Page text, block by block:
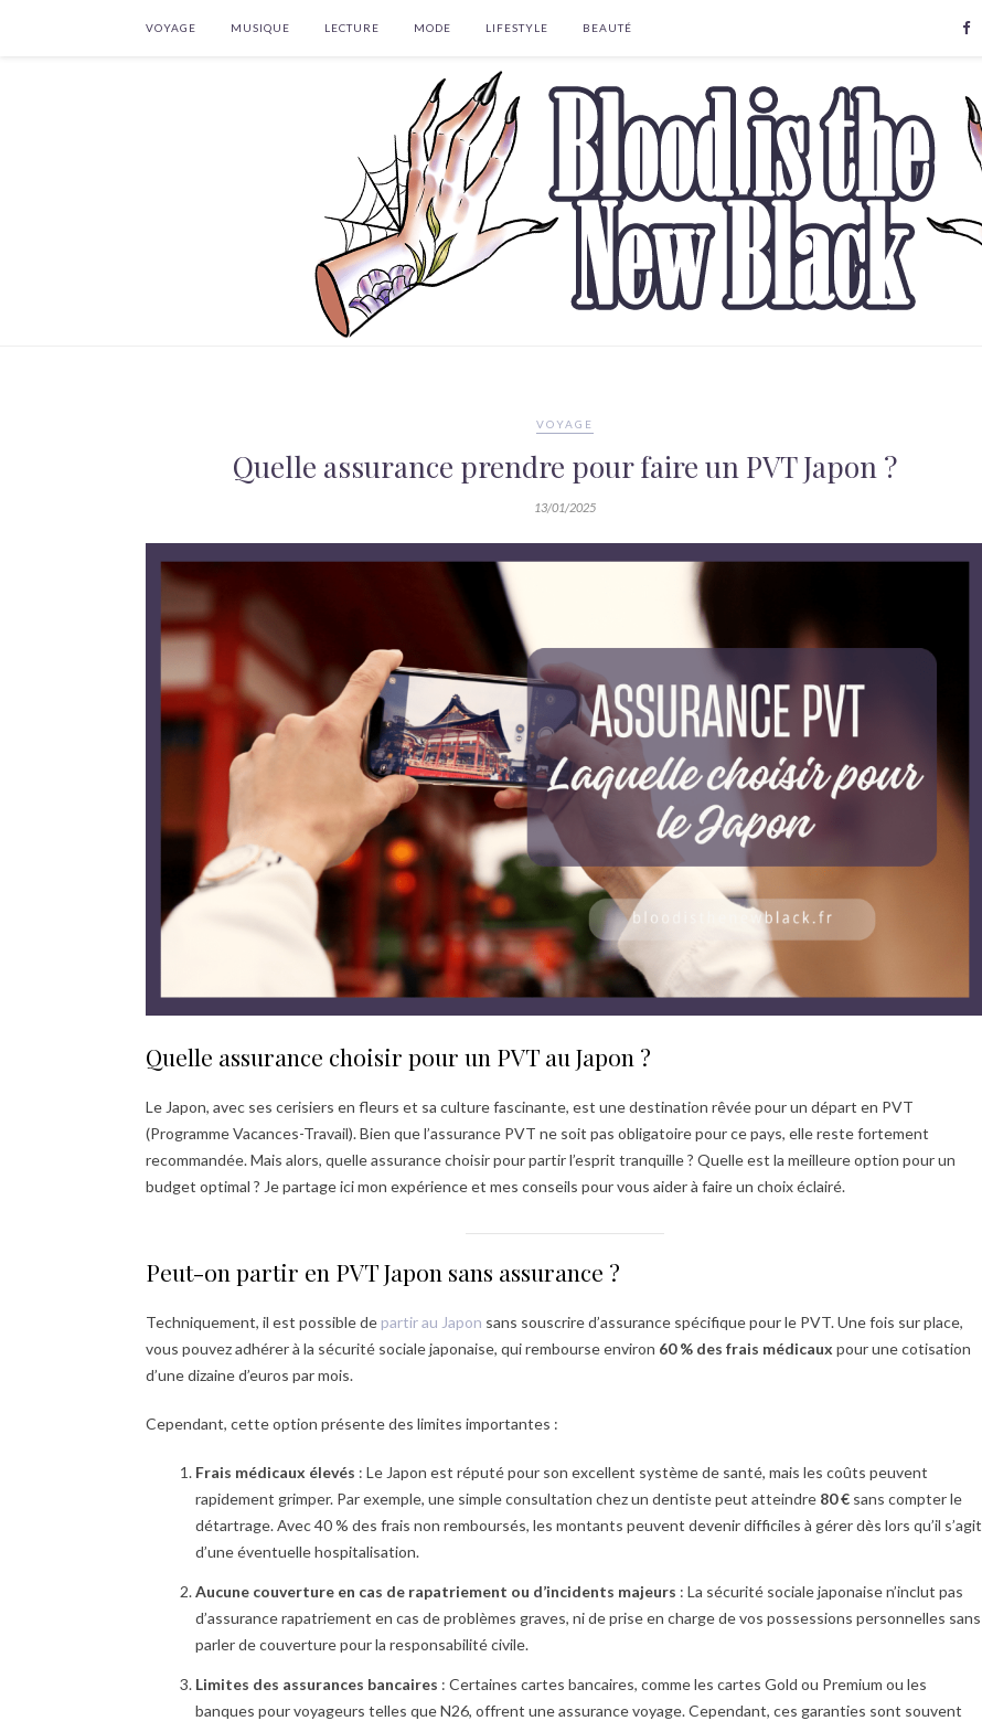
VOYAGE MUSIQUE LECTURE MODE LIFESTYLE BEAUTÉ
VOYAGE
Quelle assurance prendre pour faire un PVT Japon ?
13/01/2025
Quelle assurance choisir pour un PVT au Japon ?
Le Japon, avec ses cerisiers en fleurs et sa culture fascinante, est une destination rêvée pour un départ en PVT
(Programme Vacances-Travail). Bien que l’assurance PVT ne soit pas obligatoire pour ce pays, elle reste fortement
recommandée. Mais alors, quelle assurance choisir pour partir l’esprit tranquille ? Quelle est la meilleure option pour un
budget optimal ? Je partage ici mon expérience et mes conseils pour vous aider à faire un choix éclairé.
Peut-on partir en PVT Japon sans assurance ?
Techniquement, il est possible de partir au Japon sans souscrire d’assurance spécifique pour le PVT. Une fois sur place,
vous pouvez adhérer à la sécurité sociale japonaise, qui rembourse environ 60 % des frais médicaux pour une cotisation
d’une dizaine d’euros par mois.
Cependant, cette option présente des limites importantes :
Frais médicaux élevés : Le Japon est réputé pour son excellent système de santé, mais les coûts peuvent
rapidement grimper. Par exemple, une simple consultation chez un dentiste peut atteindre 80 € sans compter le
détartrage. Avec 40 % des frais non remboursés, les montants peuvent devenir difficiles à gérer dès lors qu’il s’agit
d’une éventuelle hospitalisation.
Aucune couverture en cas de rapatriement ou d’incidents majeurs : La sécurité sociale japonaise n’inclut pas
d’assurance rapatriement en cas de problèmes graves, ni de prise en charge de vos possessions personnelles sans
parler de couverture pour la responsabilité civile.
Limites des assurances bancaires : Certaines cartes bancaires, comme les cartes Gold ou Premium ou les
banques pour voyageurs telles que N26, offrent une assurance voyage. Cependant, ces garanties sont souvent